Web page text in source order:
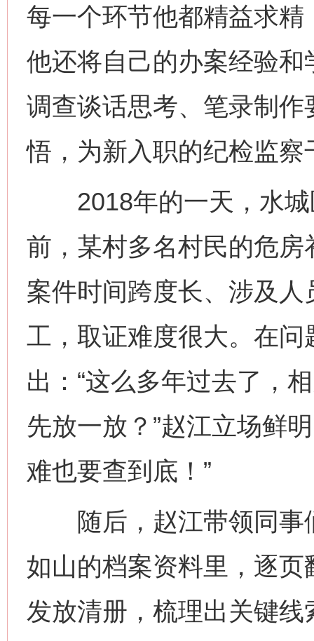
每一个环节他都精益求
他还将自己的办案经验
调查谈话思考、笔录制
悟，为新入职的纪检监
2018年的一天，水城
前，某村多名村民的危
案件时间跨度长、涉及
工，取证难度很大。在
出：“这么多年过去了，
先放一放？”赵江立场鲜
难也要查到底！”
随后，赵江带领同事
如山的档案资料里，逐
发放清册，梳理出关键